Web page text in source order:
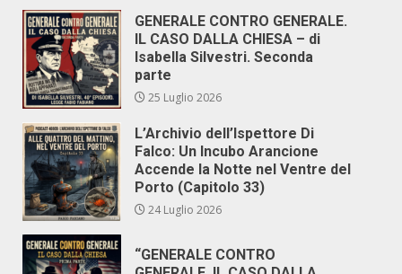
GENERALE CONTRO GENERALE.
IL CASO DALLA CHIESA – di
Isabella Silvestri. Seconda
parte
25 Luglio 2026
L’Archivio dell’Ispettore Di
Falco: Un Incubo Arancione
Accende la Notte nel Ventre del
Porto (Capitolo 33)
24 Luglio 2026
“GENERALE CONTRO